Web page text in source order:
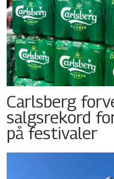
Carlsberg
salgsrekord
på festivaler